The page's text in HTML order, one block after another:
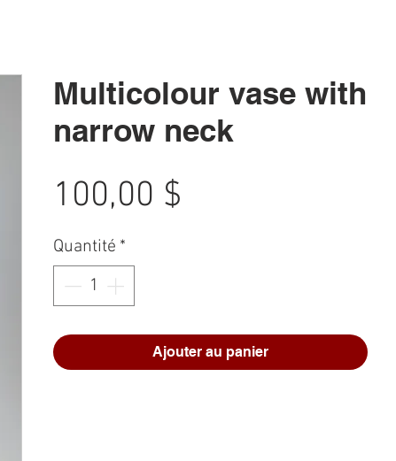
Multicolour vase with
narrow neck
100,00 $
Quantité *
Ajouter au panier